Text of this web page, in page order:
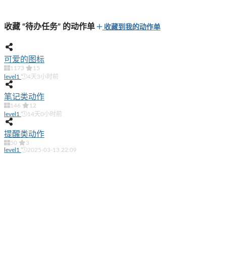
收藏 “待办任务” 的动作单 收藏到我的动作单
可爱的图标
1173
15
level1
4天3小时前
笔记类动作
146
12
level1
14天0小时前
提醒类动作
50
3
level1
2025-03-13 22:09